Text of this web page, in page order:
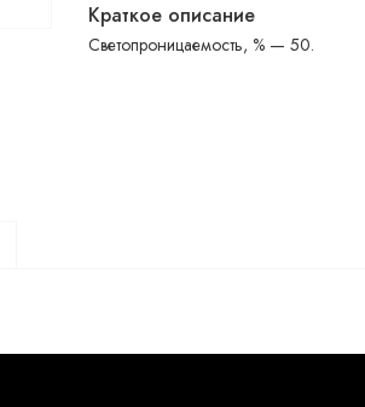
Краткое описание
Светопроницаемость, % — 50.